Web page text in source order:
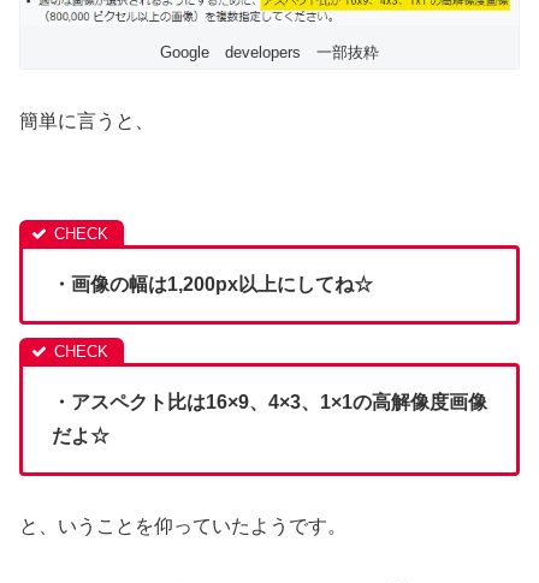
Google developers 一部抜粋
簡単に言うと、
・画像の幅は1,200px以上にしてね☆
・アスペクト比は16×9、4×3、1×1の高解像度画像
だよ☆
と、いうことを仰っていたようです。